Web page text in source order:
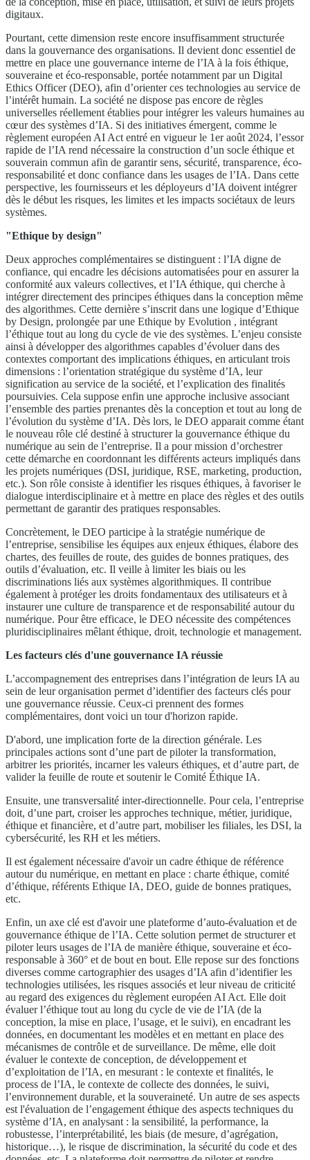
digitaux.
Pourtant, cette dimension reste encore insuffisamment structurée
dans la gouvernance des organisations. Il devient donc essentiel de
mettre en place une gouvernance interne de l’IA à la fois éthique,
souveraine et éco-responsable, portée notamment par un Digital
Ethics Officer (DEO), afin d’orienter ces technologies au service de
l’intérêt humain. La société ne dispose pas encore de règles
universelles réellement établies pour intégrer les valeurs humaines au
cœur des systèmes d’IA. Si des initiatives émergent, comme le
règlement européen AI Act entré en vigueur le 1er août 2024, l’essor
rapide de l’IA rend nécessaire la construction d’un socle éthique et
souverain commun afin de garantir sens, sécurité, transparence, éco-
responsabilité et donc confiance dans les usages de l’IA. Dans cette
perspective, les fournisseurs et les déployeurs d’IA doivent intégrer
dès le début les risques, les limites et les impacts sociétaux de leurs
systèmes.
"Ethique by design"
Deux approches complémentaires se distinguent : l’IA digne de
confiance, qui encadre les décisions automatisées pour en assurer la
conformité aux valeurs collectives, et l’IA éthique, qui cherche à
intégrer directement des principes éthiques dans la conception même
des algorithmes. Cette dernière s’inscrit dans une logique d’Ethique
by Design, prolongée par une Ethique by Evolution , intégrant
l’éthique tout au long du cycle de vie des systèmes. L’enjeu consiste
ainsi à développer des algorithmes capables d’évoluer dans des
contextes comportant des implications éthiques, en articulant trois
dimensions : l’orientation stratégique du système d’IA, leur
signification au service de la société, et l’explication des finalités
poursuivies. Cela suppose enfin une approche inclusive associant
l’ensemble des parties prenantes dès la conception et tout au long de
l’évolution du système d’IA. Dès lors, le DEO apparait comme étant
le nouveau rôle clé destiné à structurer la gouvernance éthique du
numérique au sein de l’entreprise. Il a pour mission d’orchestrer
cette démarche en coordonnant les différents acteurs impliqués dans
les projets numériques (DSI, juridique, RSE, marketing, production,
etc.). Son rôle consiste à identifier les risques éthiques, à favoriser le
dialogue interdisciplinaire et à mettre en place des règles et des outils
permettant de garantir des pratiques responsables.
Concrètement, le DEO participe à la stratégie numérique de
l’entreprise, sensibilise les équipes aux enjeux éthiques, élabore des
chartes, des feuilles de route, des guides de bonnes pratiques, des
outils d’évaluation, etc. Il veille à limiter les biais ou les
discriminations liés aux systèmes algorithmiques. Il contribue
également à protéger les droits fondamentaux des utilisateurs et à
instaurer une culture de transparence et de responsabilité autour du
numérique. Pour être efficace, le DEO nécessite des compétences
pluridisciplinaires mêlant éthique, droit, technologie et management.
Les facteurs clés d'une gouvernance IA réussie
L’accompagnement des entreprises dans l’intégration de leurs IA au
sein de leur organisation permet d’identifier des facteurs clés pour
une gouvernance réussie. Ceux-ci prennent des formes
complémentaires, dont voici un tour d'horizon rapide.
D'abord, une implication forte de la direction générale. Les
principales actions sont d’une part de piloter la transformation,
arbitrer les priorités, incarner les valeurs éthiques, et d’autre part, de
valider la feuille de route et soutenir le Comité Éthique IA.
Ensuite, une transversalité inter-directionnelle. Pour cela, l’entreprise
doit, d’une part, croiser les approches technique, métier, juridique,
éthique et financière, et d’autre part, mobiliser les filiales, les DSI, la
cybersécurité, les RH et les métiers.
Il est également nécessaire d'avoir un cadre éthique de référence
autour du numérique, en mettant en place : charte éthique, comité
d’éthique, référents Ethique IA, DEO, guide de bonnes pratiques,
etc.
Enfin, un axe clé est d'avoir une plateforme d’auto-évaluation et de
gouvernance éthique de l’IA. Cette solution permet de structurer et
piloter leurs usages de l’IA de manière éthique, souveraine et éco-
responsable à 360° et de bout en bout. Elle repose sur des fonctions
diverses comme cartographier des usages d’IA afin d’identifier les
technologies utilisées, les risques associés et leur niveau de criticité
au regard des exigences du règlement européen AI Act. Elle doit
évaluer l’éthique tout au long du cycle de vie de l’IA (de la
conception, la mise en place, l’usage, et le suivi), en encadrant les
données, en documentant les modèles et en mettant en place des
mécanismes de contrôle et de surveillance. De même, elle doit
évaluer le contexte de conception, de développement et
d’exploitation de l’IA, en mesurant : le contexte et finalités, le
process de l’IA, le contexte de collecte des données, le suivi,
l’environnement durable, et la souveraineté. Un autre de ses aspects
est l'évaluation de l’engagement éthique des aspects techniques du
système d’IA, en analysant : la sensibilité, la performance, la
robustesse, l’interprétabilité, les biais (de mesure, d’agrégation,
historique…), le risque de discrimination, la sécurité du code et des